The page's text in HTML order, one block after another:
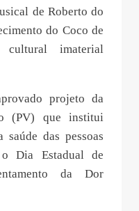
de Roberto do
do Coco de
imaterial
projeto da
(PV) que institui
das pessoas
Dia Estadual de
da Dor